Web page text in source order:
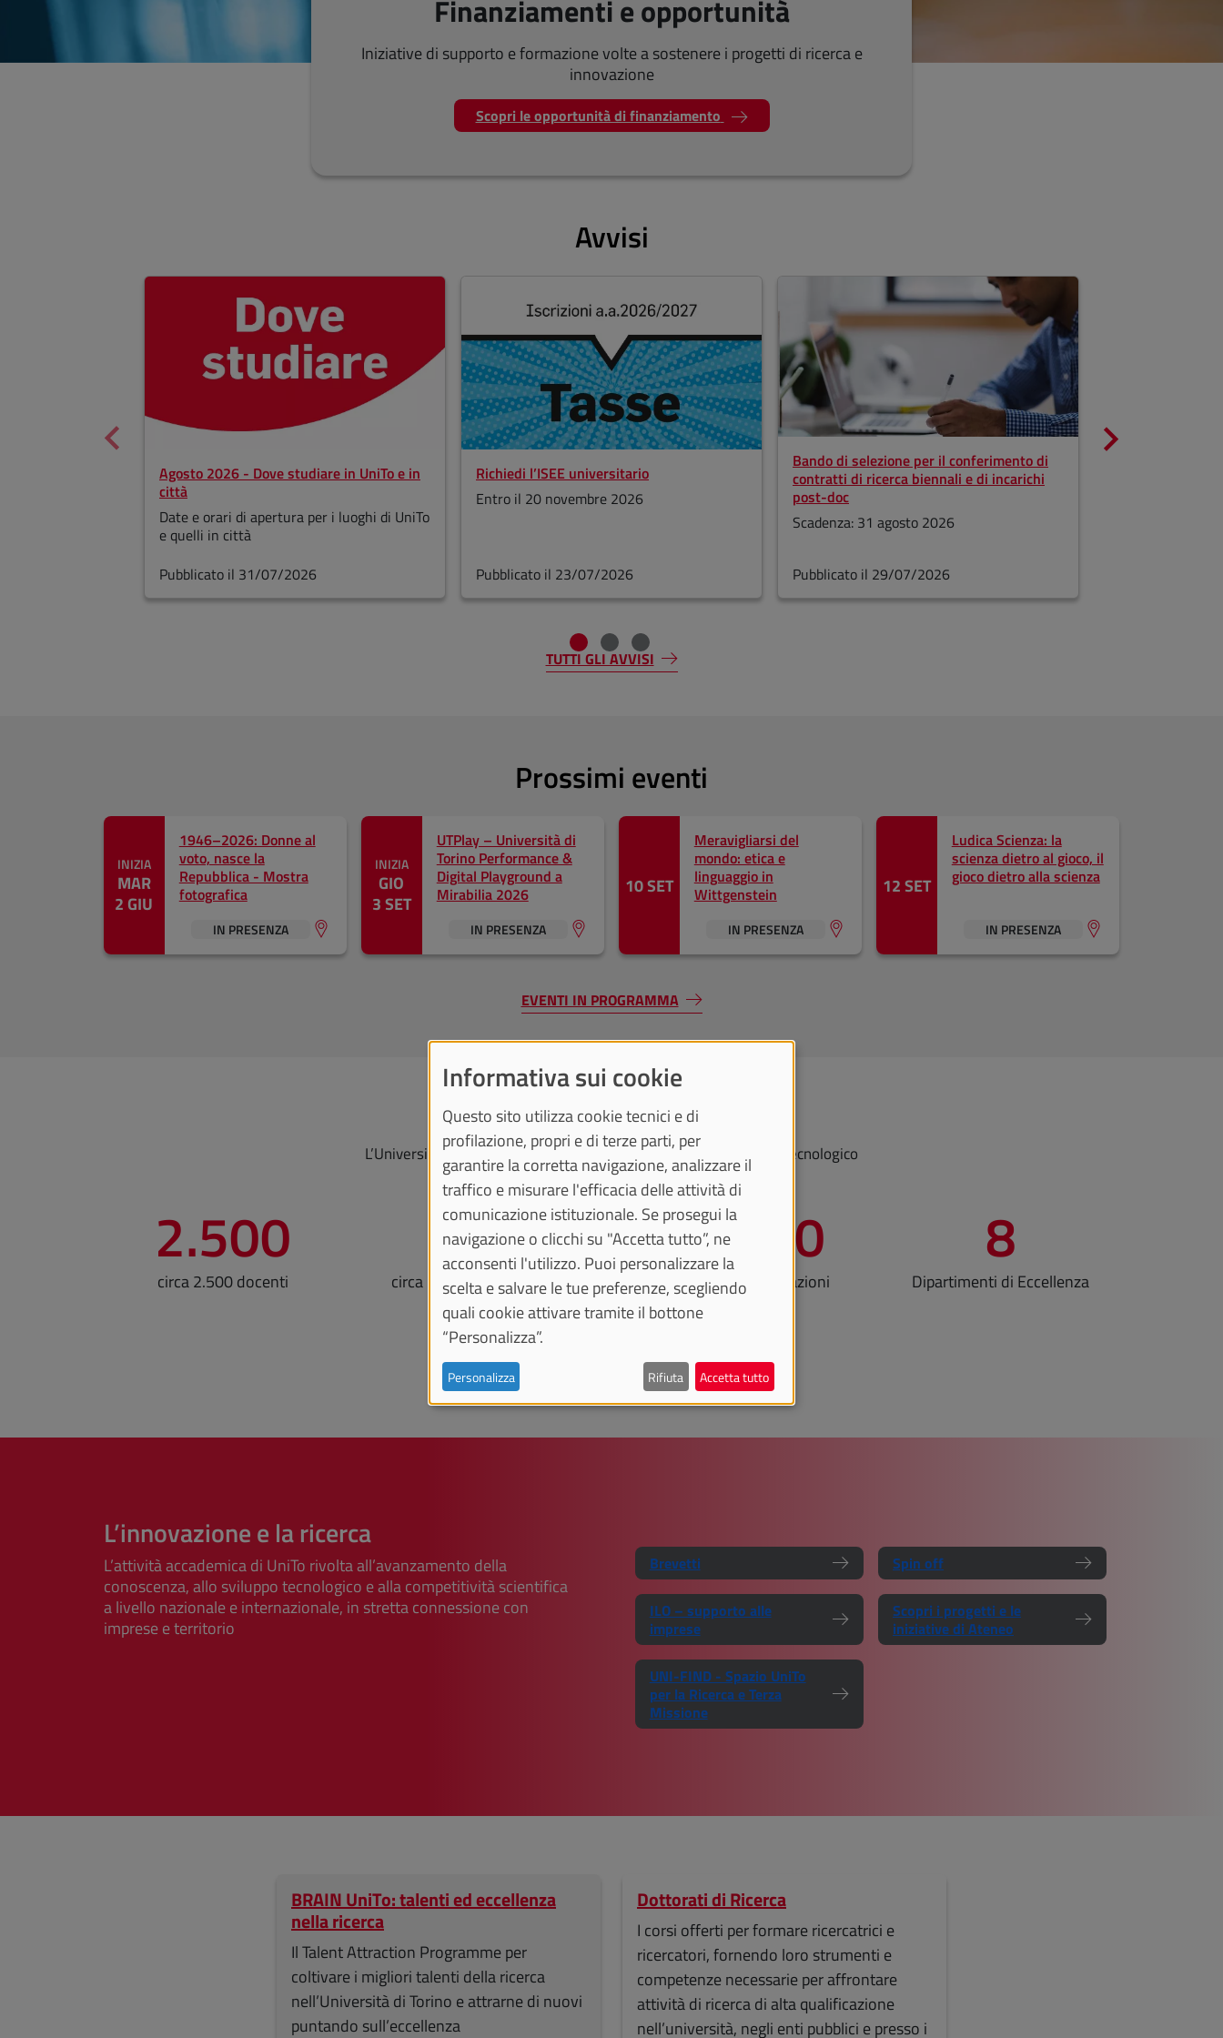
Finanziamenti e opportunità
Iniziative di supporto e formazione volte a sostenere i progetti di ricerca e
innovazione
Scopri le opportunità di finanziamento
Avvisi
Salta lo slider
Agosto 2026 - Dove studiare in UniTo e in
città
Date e orari di apertura per i luoghi di UniTo
e quelli in città
Pubblicato il 31/07/2026
Richiedi l’ISEE universitario
Entro il 20 novembre 2026
Pubblicato il 23/07/2026
Bando di selezione per il conferimento di
contratti di ricerca biennali e di incarichi
post-doc
Scadenza: 31 agosto 2026
Pubblicato il 29/07/2026
TUTTI GLI AVVISI
Prossimi eventi
INIZIA
MAR
2 GIU
1946–2026: Donne al
voto, nasce la
Repubblica - Mostra
fotografica
IN PRESENZA
INIZIA
GIO
3 SET
UTPlay – Università di
Torino Performance &
Digital Playground a
Mirabilia 2026
IN PRESENZA
10 SET
Meravigliarsi del
mondo: etica e
linguaggio in
Wittgenstein
IN PRESENZA
12 SET
Ludica Scienza: la
scienza dietro al gioco, il
gioco dietro alla scienza
IN PRESENZA
EVENTI IN PROGRAMMA
I numeri della Ricerca
L’Università di Torino è in prima fila per Ricerca e Trasferimento tecnologico
2.500
circa 2.500 docenti
75
circa 75 brevetti depositati
29.300
oltre 29.300 pubblicazioni
scientifiche
8
Dipartimenti di Eccellenza
L’innovazione e la ricerca
L’attività accademica di UniTo rivolta all’avanzamento della
conoscenza, allo sviluppo tecnologico e alla competitività scientifica
a livello nazionale e internazionale, in stretta connessione con
imprese e territorio
Brevetti Spin off
ILO – supporto alle
imprese
Scopri i progetti e le
iniziative di Ateneo
UNI-FIND - Spazio UniTo
per la Ricerca e Terza
Missione
BRAIN UniTo: talenti ed eccellenza
nella ricerca
Il Talent Attraction Programme per
coltivare i migliori talenti della ricerca
nell’Università di Torino e attrarne di nuovi
puntando sull’eccellenza
Dottorati di Ricerca
I corsi offerti per formare ricercatrici e
ricercatori, fornendo loro strumenti e
competenze necessarie per affrontare
attività di ricerca di alta qualificazione
nell’università, negli enti pubblici e presso i
Informativa sui cookie
Questo sito utilizza cookie tecnici e di
profilazione, propri e di terze parti, per
garantire la corretta navigazione, analizzare il
traffico e misurare l'efficacia delle attività di
comunicazione istituzionale. Se prosegui la
navigazione o clicchi su "Accetta tutto”, ne
acconsenti l'utilizzo. Puoi personalizzare la
scelta e salvare le tue preferenze, scegliendo
quali cookie attivare tramite il bottone
“Personalizza”.
Personalizza Rifiuta Accetta tutto